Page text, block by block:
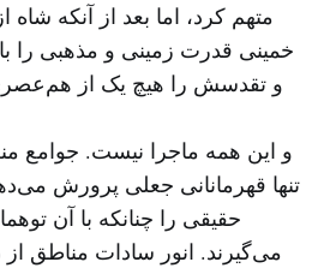
متهم کرد، اما بعد از آنکه
خمینی قدرت زمینی و مذهبی را
و تقدسش را هیچ یک از
و این همه ماجرا نیست. جوامع
تنها قهرمانانی جعلی پرورش
حقیقی را چنانکه با آن
می‌گیرند. انور سادات مناطق